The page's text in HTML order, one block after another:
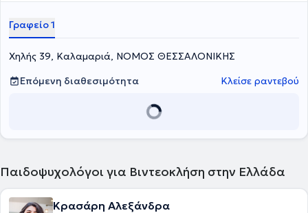
έχει εργαστεί ως Ψυχολόγος στο Κέντρο Εκπαιδευτικής και
Συμβουλευτικής Υποστήριξης (Κ.Ε.Σ.Υ.) Θεσσαλονίκης και σε Ειδικό
Τέλος, εξειδικεύεται στη Συστημική Οικογενειακή Ψυχοθεραπεία,
Γραφείο 1
Χηλής 39, Καλαμαριά, ΝΟΜΟΣ ΘΕΣΣΑΛΟΝΙΚΗΣ
Επόμενη διαθεσιμότητα
Κλείσε ραντεβού
Παιδοψυχολόγοι για Βιντεοκλήση στην Ελλάδα
Κρασάρη Αλεξάνδρα